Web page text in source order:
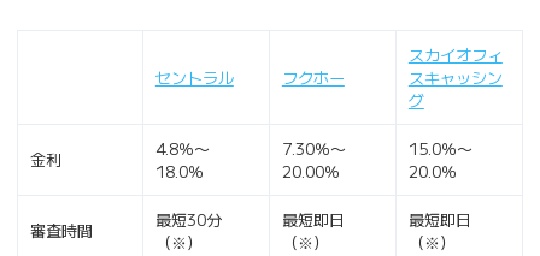
セントラル フクホー
スカイオフィ
スキャッシン
グ
金利
4.8％〜
18.0％
7.30％〜
20.00％
15.0％〜
20.0％
審査時間
最短30分
（※）
最短即日
（※）
最短即日
（※）